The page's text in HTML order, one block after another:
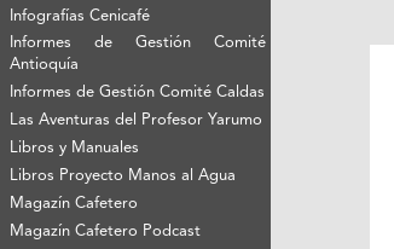
Infografías Cenicafé
Informes de Gestión Comité
Antioquía
Informes de Gestión Comité Caldas
Las Aventuras del Profesor Yarumo
Libros y Manuales
Libros Proyecto Manos al Agua
Magazín Cafetero
Magazín Cafetero Podcast